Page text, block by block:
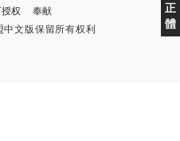
正
體
权
奉献
文版保留所有权利